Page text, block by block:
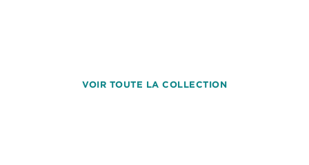
VOIR TOUTE LA COLLECTION